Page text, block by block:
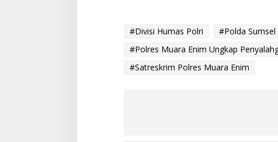
#Divisi Humas Polri #Polda Sumsel
#Polres Muara Enim Ungkap
#Satreskrim Polres Muara Enim